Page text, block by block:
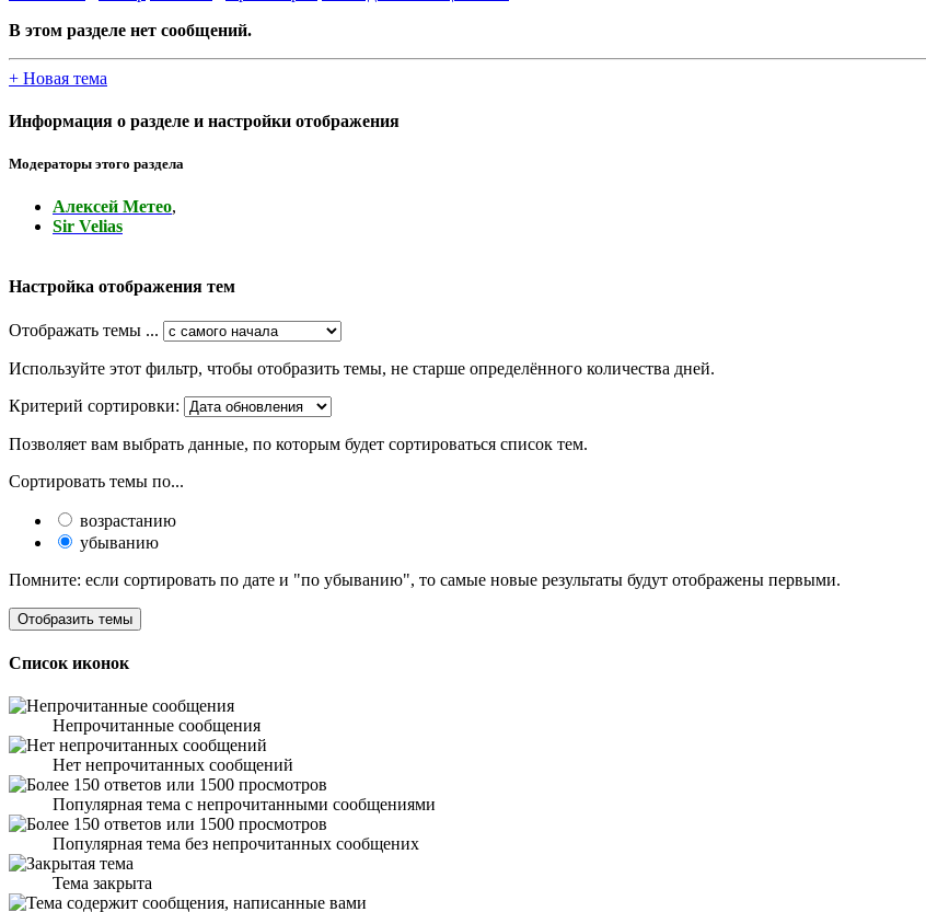
В этом разделе нет сообщений.
+ Новая тема
Информация о разделе и настройки отображения
Модераторы этого раздела
Алексей Метео,
Sir Velias
Настройка отображения тем
Отображать темы ...
Используйте этот фильтр, чтобы отобразить темы, не старше определённого количества дней.
Критерий сортировки:
Позволяет вам выбрать данные, по которым будет сортироваться список тем.
Сортировать темы по...
возрастанию
убыванию
Помните: если сортировать по дате и "по убыванию", то самые новые результаты будут отображены первыми.
Список иконок
Непрочитанные сообщения
Нет непрочитанных сообщений
Популярная тема с непрочитанными сообщениями
Популярная тема без непрочитанных сообщених
Тема закрыта